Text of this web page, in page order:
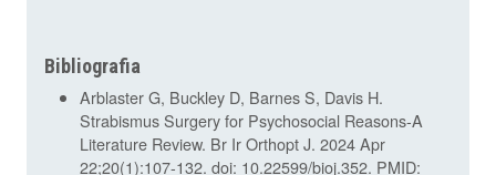
Bibliografia
Arblaster G, Buckley D, Barnes S, Davis H.
Strabismus Surgery for Psychosocial Reasons-A
Literature Review. Br Ir Orthopt J. 2024 Apr
22;20(1):107-132. doi: 10.22599/bioj.352. PMID: